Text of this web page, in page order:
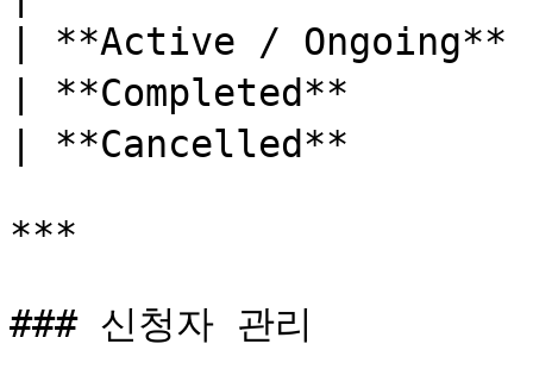
| **Active /
| **Completed**
| **Cancelled**
***
### 신청자 관리